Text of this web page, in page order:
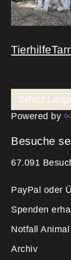
Powered by
Besuche
67.091
PayPal oder
Spenden
Notfall
Archiv